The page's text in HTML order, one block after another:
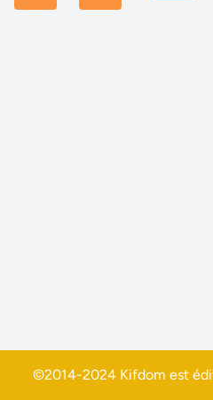
©2014-2024 Kifdom est